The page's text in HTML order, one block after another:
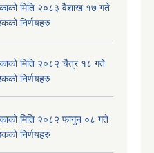
मिति २०८३ वैशाख १७ गते
निर्णयहरु
मिति २०८२ चैत्र १८ गते
निर्णयहरु
मिति २०८२ फागुन ०८ गते
निर्णयहरु